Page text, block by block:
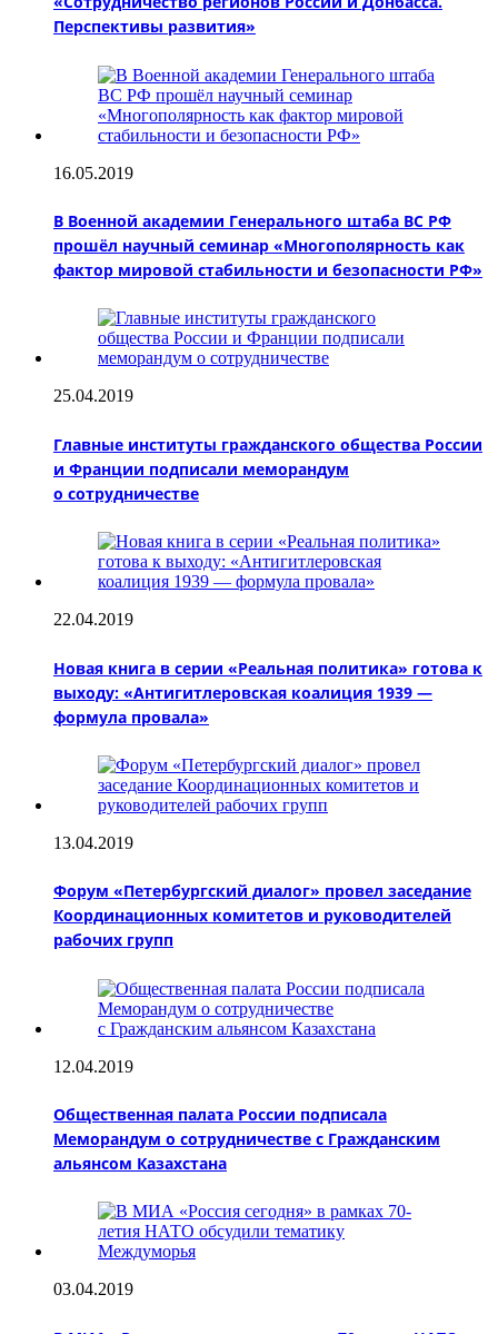
Перспективы развития»
16.05.2019
В Военной академии Генерального штаба ВС РФ
прошёл научный семинар «Многополярность как
фактор мировой стабильности и безопасности РФ»
25.04.2019
Главные институты гражданского общества России
и Франции подписали меморандум
о сотрудничестве
22.04.2019
Новая книга в серии «Реальная политика» готова к
выходу: «Антигитлеровская коалиция 1939 —
формула провала»
13.04.2019
Форум «Петербургский диалог» провел заседание
Координационных комитетов и руководителей
рабочих групп
12.04.2019
Общественная палата России подписала
Меморандум о сотрудничестве с Гражданским
альянсом Казахстана
03.04.2019